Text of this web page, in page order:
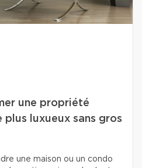
une propriété
plus luxueux sans gros
une maison ou un condo